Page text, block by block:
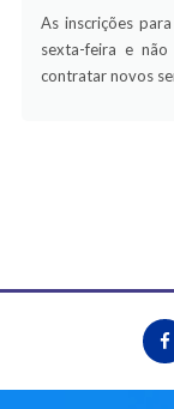
As inscrições
sexta-feira e
contratar novos